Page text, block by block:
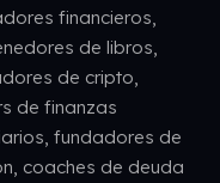
financieros,
de libros,
de cripto,
de finanzas
fundadores de
coaches de deuda